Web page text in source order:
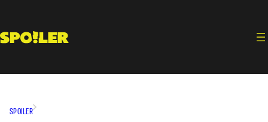
contenido
SPOILER